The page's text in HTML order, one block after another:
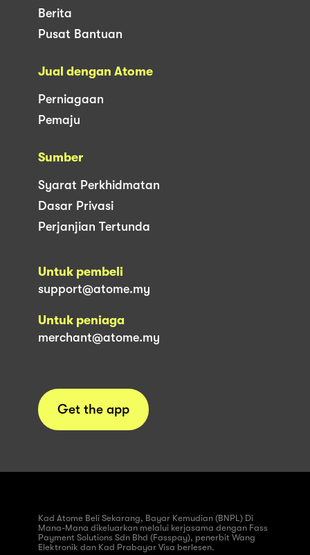
Berita
Pusat Bantuan
Jual dengan Atome
Perniagaan
Pemaju
Sumber
Syarat Perkhidmatan
Dasar Privasi
Perjanjian Tertunda
Untuk pembeli
support@atome.my
Untuk peniaga
merchant@atome.my
Get the app
Kad Atome Beli Sekarang, Bayar Kemudian (BNPL) Di
Mana-Mana dikeluarkan melalui kerjasama dengan Fass
Payment Solutions Sdn Bhd (Fasspay), penerbit Wang
Elektronik dan Kad Prabayar Visa berlesen.